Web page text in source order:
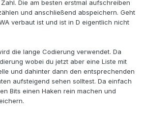
Die am besten erstmal aufschreiben
und anschließend abspeichern. Geht
verbaut ist und ist in D eigentlich nicht
die lange Codierung verwendet. Da
wobei du jetzt aber eine Liste mit
und dahinter dann den entsprechenden
aufsteigend sehen solltest. Da einfach
Bits einen Haken rein machen und